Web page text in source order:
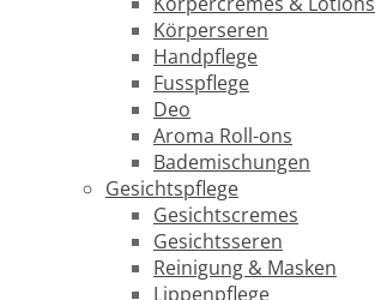
Körperseren
Handpflege
Fusspflege
Deo
Aroma Roll-ons
Bademischungen
Gesichtspflege
Gesichtscremes
Gesichtsseren
Reinigung & Masken
Lippenpflege